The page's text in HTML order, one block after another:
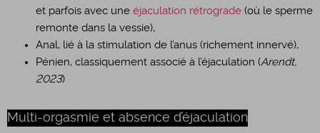
et parfois avec une éjaculation rétrograde (où le sperme
remonte dans la vessie),
Anal, lié à la stimulation de l’anus (richement innervé),
Pénien, classiquement associé à l’éjaculation (Arendt,
2023)
Multi-orgasmie et absence d’éjaculation